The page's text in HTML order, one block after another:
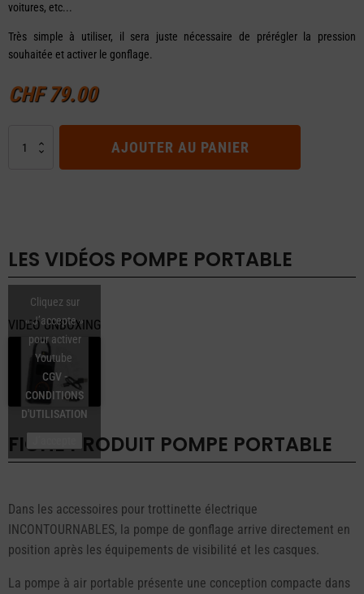
voitures, etc...
Très simple à utiliser, il sera juste nécessaire de prérégler la pression
souhaitée et activer le gonflage.
CHF79.00
AJOUTER AU PANIER
LES VIDÉOS POMPE PORTABLE
VIDEO UNBOXING
Cliquez sur
« J’accepte »
pour activer
Youtube
CGV -
CONDITIONS
D'UTILISATION
FICHE PRODUIT POMPE PORTABLE
Dans les accessoires pour trottinette électrique
INCONTOURNABLES, la pompe de gonflage arrive directement en
position après les équipements de visibilité et les casques.
La pompe à air portable présente une conception compacte dans